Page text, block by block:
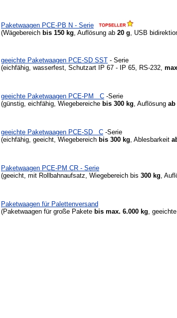
Paketwaagen PCE-PB N - Serie
(Wägebereich bis 150 kg, Auflösung ab 20 g, USB
geeichte Paketwaagen PCE-SD SST - Serie
(eichfähig, wasserfest, Schutzart IP 67 - IP 65, RS-232,
geeichte Paketwaagen PCE-PM C -Serie
(günstig, eichfähig, Wiegebereiche bis 300 kg, Auflösung ab
geeichte Paketwaagen PCE-SD C -Serie
(eichfähig, geeicht, Wiegebereich bis 300 kg, Ablesbarkeit
Paketwaagen PCE-PM CR - Serie
(geeicht, mit Rollbahnaufsatz, Wiegebereich bis 300 kg,
Paketwaagen für Palettenversand
(Paketwaagen für große Pakete bis max. 6.000 kg,